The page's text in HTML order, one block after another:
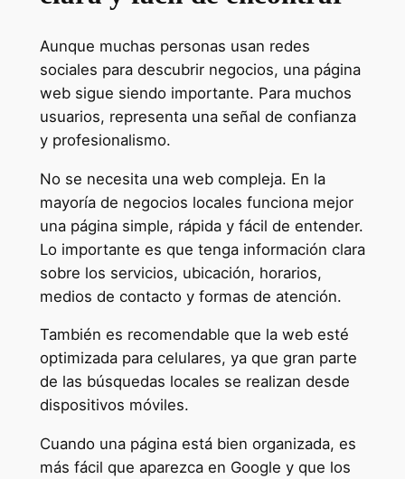
Aunque muchas personas usan redes
sociales para descubrir negocios, una página
web sigue siendo importante. Para muchos
usuarios, representa una señal de confianza
y profesionalismo.
No se necesita una web compleja. En la
mayoría de negocios locales funciona mejor
una página simple, rápida y fácil de entender.
Lo importante es que tenga información clara
sobre los servicios, ubicación, horarios,
medios de contacto y formas de atención.
También es recomendable que la web esté
optimizada para celulares, ya que gran parte
de las búsquedas locales se realizan desde
dispositivos móviles.
Cuando una página está bien organizada, es
más fácil que aparezca en Google y que los